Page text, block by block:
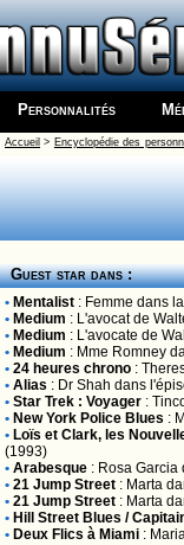
Personnalités
Accueil > Encyclopédie des
Guest star dans :
• Mentalist : Femme dans
• Medium : L'avocat de
• Medium : L'avocate de
• Medium : Mme Romney
• 24 heures chrono :
• Alias : Dr Shah dans
• Star Trek : Voyager :
• New York Police Blues :
• Loïs et Clark, les
(1993)
• Arabesque : Rosa Garcia
• 21 Jump Street : Marta
• 21 Jump Street : Marta
• Hill Street Blues /
• Deux Flics à Miami :